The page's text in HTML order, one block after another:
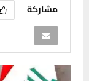
مشاركة